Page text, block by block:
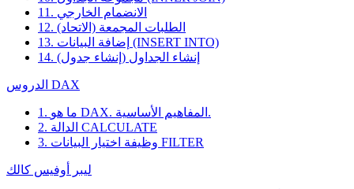
11. الانضمام الخارجي
12. الطلبات المجمعة (الاتحاد)
13. إضافة البيانات (INSERT INTO)
14. إنشاء الجداول (إنشاء جدول)
الدروس DAX
1. ما هو DAX. المفاهيم الأساسية.
2. الدالة CALCULATE
3. وظيفة اختيار البيانات FILTER
ليبر أوفيس كالك